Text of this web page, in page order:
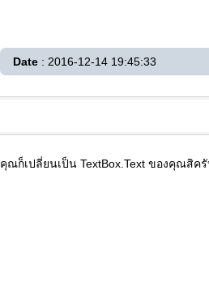
Date : 2016-12-14 19:45:33
คุณก็เปลี่ยนเป็น TextBox.Text ของคุณสิค